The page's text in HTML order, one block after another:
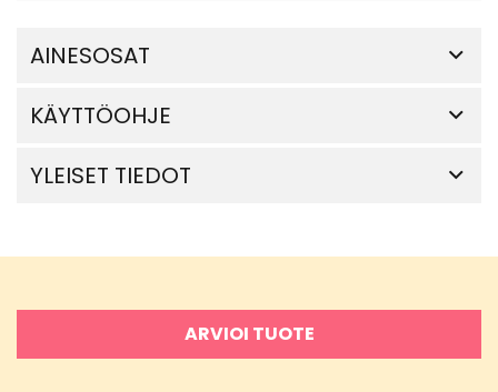
AINESOSAT
KÄYTTÖOHJE
YLEISET TIEDOT
ARVIOI TUOTE